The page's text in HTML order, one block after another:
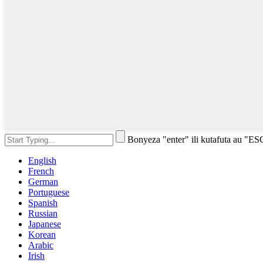
Bonyeza "enter" ili kutafuta au
English
French
German
Portuguese
Spanish
Russian
Japanese
Korean
Arabic
Irish